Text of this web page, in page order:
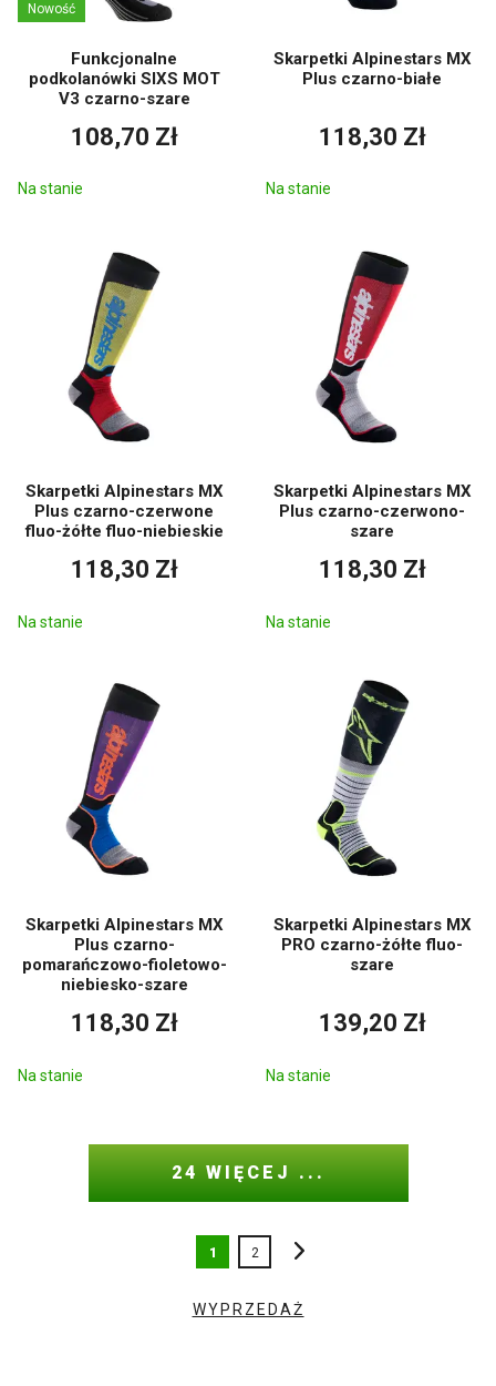
Nowość
Funkcjonalne
podkolanówki SIXS MOT
V3 czarno-szare
108,70 Zł
Na stanie
Skarpetki Alpinestars MX
Plus czarno-białe
118,30 Zł
Na stanie
Skarpetki Alpinestars MX
Plus czarno-czerwone
fluo-żółte fluo-niebieskie
118,30 Zł
Na stanie
Skarpetki Alpinestars MX
Plus czarno-czerwono-
szare
118,30 Zł
Na stanie
Skarpetki Alpinestars MX
Plus czarno-
pomarańczowo-fioletowo-
niebiesko-szare
118,30 Zł
Na stanie
Skarpetki Alpinestars MX
PRO czarno-żółte fluo-
szare
139,20 Zł
Na stanie
24 WIĘCEJ ...
1 2
WYPRZEDAŻ